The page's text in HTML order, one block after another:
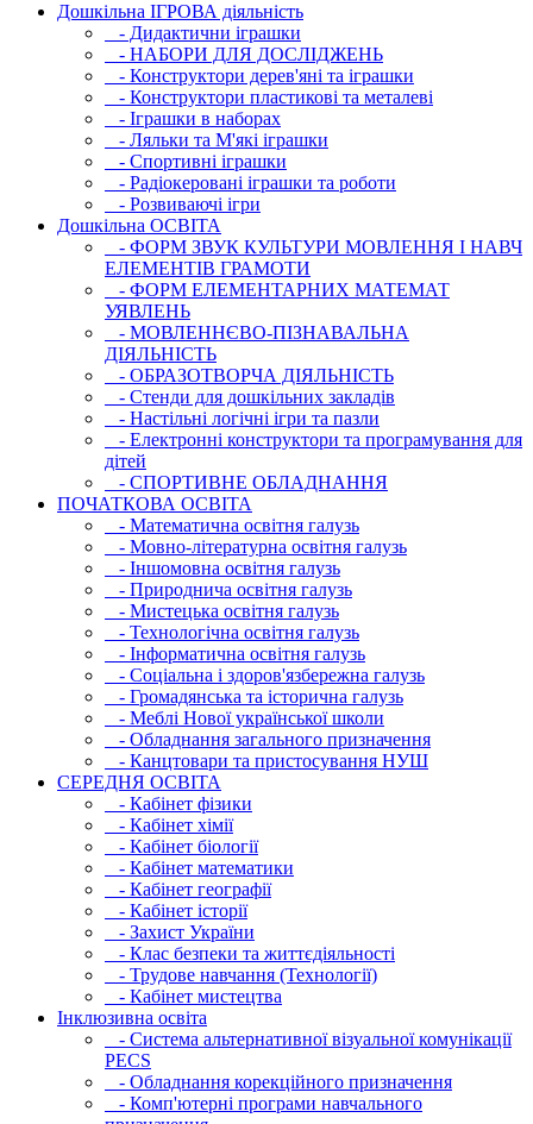
Дошкільна ІГРОВА діяльність
- Дидактични іграшки
- НАБОРИ ДЛЯ ДОСЛІДЖЕНЬ
- Конструктори дерев'яні та іграшки
- Конструктори пластикові та металеві
- Іграшки в наборах
- Ляльки та М'які іграшки
- Спортивні іграшки
- Радіокеровані іграшки та роботи
- Розвиваючі ігри
Дошкільна ОСВIТА
- ФОРМ ЗВУК КУЛЬТУРИ МОВЛЕННЯ І НАВЧ
ЕЛЕМЕНТІВ ГРАМОТИ
- ФОРМ ЕЛЕМЕНТАРНИХ МАТЕМАТ
УЯВЛЕНЬ
- МОВЛЕННЄВО-ПІЗНАВАЛЬНА
ДІЯЛЬНІСТЬ
- ОБРАЗОТВОРЧА ДІЯЛЬНІСТЬ
- Стенди для дошкільних закладів
- Настільні логічні ігри та пазли
- Електронні конструктори та програмування для
дітей
- СПОРТИВНЕ ОБЛАДНАННЯ
ПОЧАТКОВА ОСВIТА
- Математична освітня галузь
- Мовно-літературна освітня галузь
- Iншомовна освітня галузь
- Природнича освітня галузь
- Мистецька освітня галузь
- Технологічна освітня галузь
- Інфopматична освітня галузь
- Соціальна і здоров'язбережна галузь
- Громадянська та історична галузь
- Меблі Нової української школи
- Обладнання загального призначення
- Канцтовари та пристосування НУШ
СЕРЕДНЯ ОСВIТА
- Кабінет фізики
- Кабінет хімії
- Кабінет біології
- Кабінет математики
- Кабінет географії
- Кабінет історії
- Захист України
- Клас безпеки та життєдіяльності
- Трудове навчання (Технології)
- Кабінет мистецтва
Інклюзивна освіта
- Система альтернативної візуальної комунікації
PECS
- Обладнання корекційного призначення
- Комп'ютерні програми навчального